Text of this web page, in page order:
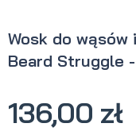
Wosk do wąsów
Beard Struggle
136,00 zł